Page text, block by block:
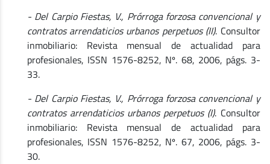
- Del Carpio Fiestas, V., Prórroga forzosa convencional y
contratos arrendaticios urbanos perpetuos (II). Consultor
inmobiliario: Revista mensual de actualidad para
profesionales, ISSN 1576-8252, Nº. 68, 2006, págs. 3-
33.
- Del Carpio Fiestas, V., Prórroga forzosa convencional y
contratos arrendaticios urbanos perpetuos (I). Consultor
inmobiliario: Revista mensual de actualidad para
profesionales, ISSN 1576-8252, Nº. 67, 2006, págs. 3-
30.